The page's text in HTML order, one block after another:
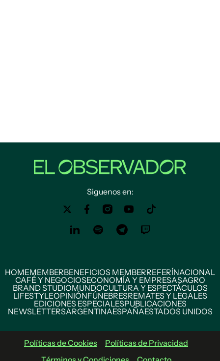
Siguenos en:
HOMEMEMBERBENEFICIOS MEMBERREFERÍNACIONAL
CAFÉ Y NEGOCIOSECONOMÍA Y EMPRESASAGRO
BRAND STUDIOMUNDOCULTURA Y ESPECTÁCULOS
LIFESTYLEOPINIÓNFÚNEBRESREMATES Y LEGALES
EDICIONES ESPECIALESPUBLICACIONES
NEWSLETTERSARGENTINAESPAÑAESTADOS UNIDOS
Políticas de Cookies
Políticas de Privacidad